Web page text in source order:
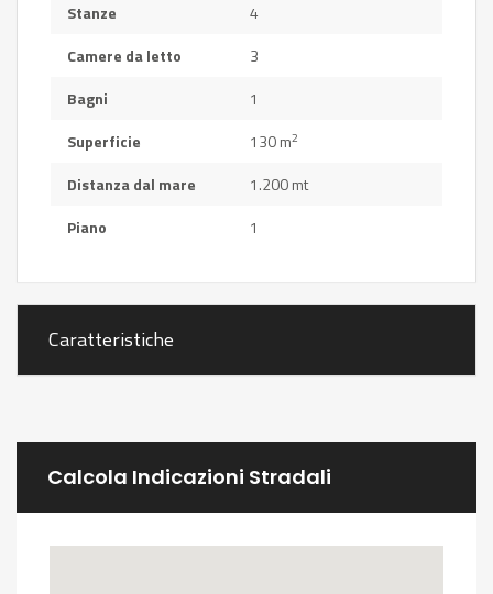
Stanze
4
Camere da letto
3
Bagni
1
Superficie
130 m2
Distanza dal mare
1.200 mt
Piano
1
Caratteristiche
Calcola Indicazioni Stradali